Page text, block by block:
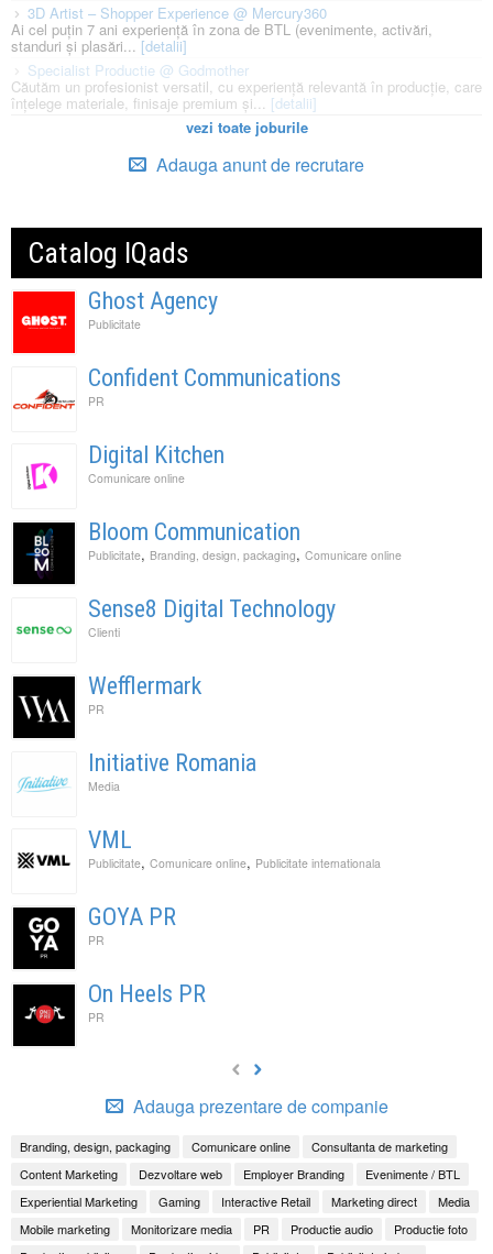
3D Artist – Shopper Experience @ Mercury360
Ai cel puțin 7 ani experiență în zona de BTL (evenimente, activări,
standuri și plasări...[detalii]
Specialist Productie @ Godmother
Căutăm un profesionist versatil, cu experiență relevantă în producție, care
înțelege materiale, finisaje premium și... [detalii]
vezi toate joburile
Adauga anunt de recrutare
Catalog IQads
Ghost Agency
Publicitate
Confident Communications
PR
Digital Kitchen
Comunicare online
Bloom Communication
Publicitate, Branding, design, packaging, Comunicare online
Sense8 Digital Technology
Clienti
Wefflermark
PR
Initiative Romania
Media
VML
Publicitate, Comunicare online, Publicitate internationala
GOYA PR
PR
On Heels PR
PR
Adauga prezentare de companie
Branding, design, packaging Comunicare online
Consultanta de marketing
Content Marketing
Dezvoltare web Employer Branding
Evenimente / BTL
Experiential Marketing
Gaming Interactive Retail Marketing direct
Media
Mobile marketing
Monitorizare media PR Productie audio
Productie foto